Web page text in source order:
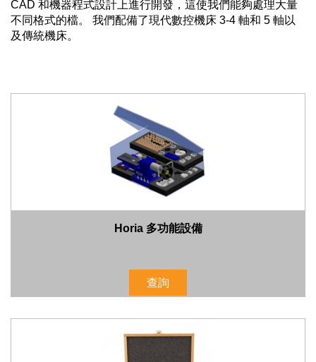
CAD 和機器程式設計上進行開發，這使我們能夠處理大量
不同格式的檔。 我們配備了現代數控機床 3-4 軸和 5 軸以
及傳統機床。
Horia 多功能設備
查詢